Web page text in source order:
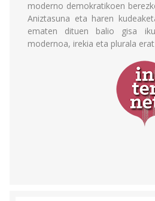
moderno demokratikoen
Aniztasuna eta haren
ematen dituen balio gisa
modernoa, irekia eta plurala